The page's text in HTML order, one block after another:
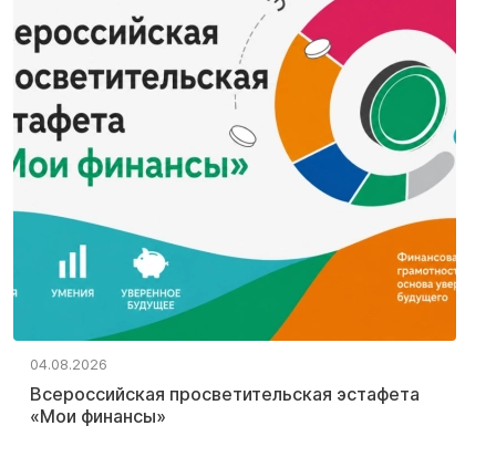
04.08.2026
Всероссийская просветительская эстафета
«Мои финансы»